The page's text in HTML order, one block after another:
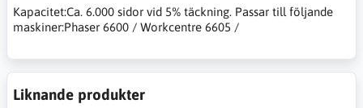
Kapacitet:Ca. 6.000 sidor vid 5% täckning. Passar till följande
maskiner:Phaser 6600 / Workcentre 6605 /
Liknande produkter